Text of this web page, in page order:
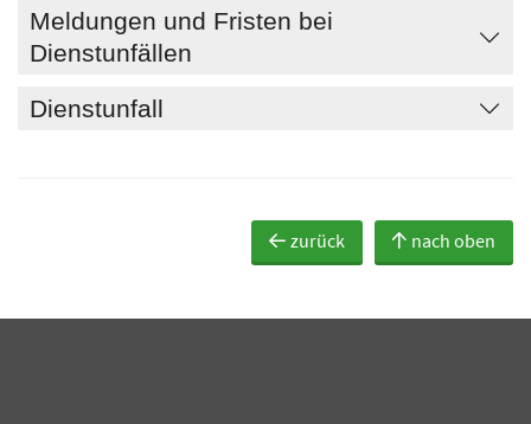
Meldungen und Fristen bei
Dienstunfällen
Dienstunfall
zurück nach oben